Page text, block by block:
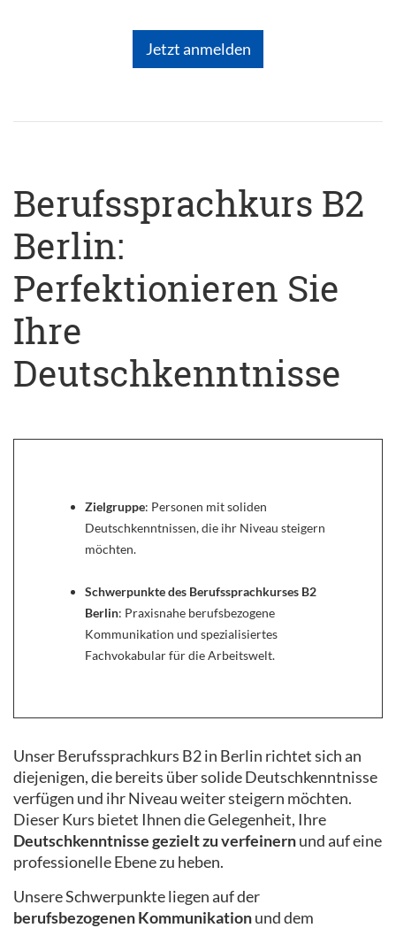
Jetzt anmelden
Berufssprachkurs B2
Berlin:
Perfektionieren Sie
Ihre
Deutschkenntnisse
Zielgruppe: Personen mit soliden
Deutschkenntnissen, die ihr Niveau steigern
möchten.
Schwerpunkte des Berufssprachkurses B2
Berlin: Praxisnahe berufsbezogene
Kommunikation und spezialisiertes
Fachvokabular für die Arbeitswelt.
Unser Berufssprachkurs B2 in Berlin richtet sich an
diejenigen, die bereits über solide Deutschkenntnisse
verfügen und ihr Niveau weiter steigern möchten.
Dieser Kurs bietet Ihnen die Gelegenheit, Ihre
Deutschkenntnisse gezielt zu verfeinernund auf eine
professionelle Ebene zu heben.
Unsere Schwerpunkte liegen auf der
berufsbezogenen Kommunikationund dem